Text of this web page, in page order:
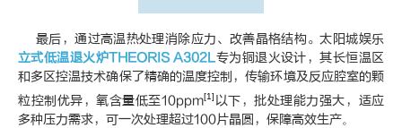
最后，通过高温热处理消除应力、改善晶格结构。太阳城娱乐
立式低温退火炉THEORIS A302L专为铜退火设计，其长恒温区
和多区控温技术确保了精确的温度控制，传输环境及反应腔室的颗
粒控制优异，氧含量低至10ppm[1] 以下，批处理能力强大，适应
多种压力需求，可一次处理超过100片晶圆，保障高效生产。